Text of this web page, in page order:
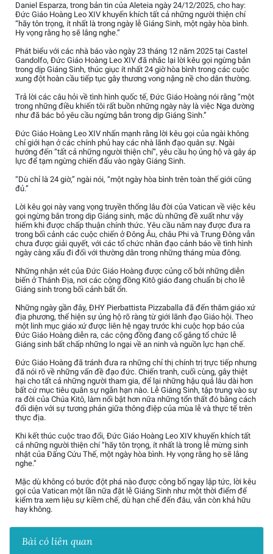
Daniel Esparza, trong bản tin của Aleteia ngày 24/12/2025, cho hay:
Đức Giáo Hoàng Leo XIV khuyến khích tất cả những người thiện chí
“hãy tôn trọng, ít nhất là trong ngày lễ Giáng Sinh, một ngày hòa bình.
Hy vọng rằng họ sẽ lắng nghe.”
Phát biểu với các nhà báo vào ngày 23 tháng 12 năm 2025 tại Castel
Gandolfo, Đức Giáo Hoàng Leo XIV đã nhắc lại lời kêu gọi ngừng bắn
trong dịp Giáng Sinh, thúc giục ít nhất 24 giờ hòa bình trong các cuộc
xung đột hoàn cầu tiếp tục gây thương vong nặng nề cho dân thường.
Trả lời các câu hỏi về tình hình quốc tế, Đức Giáo Hoàng nói rằng “một
trong những điều khiến tôi rất buồn những ngày này là việc Nga dường
như đã bác bỏ yêu cầu ngừng bắn trong dịp Giáng Sinh.”
Đức Giáo Hoàng Leo XIV nhấn mạnh rằng lời kêu gọi của ngài không
chỉ giới hạn ở các chính phủ hay các nhà lãnh đạo quân sự. Ngài
hướng đến “tất cả những người thiện chí”, yêu cầu họ ủng hộ và gây áp
lực để tạm ngừng chiến đấu vào ngày Giáng Sinh.
“Dù chỉ là 24 giờ,” ngài nói, “một ngày hòa bình trên toàn thế giới cũng
đủ.”
Lời kêu gọi này vang vọng truyền thống lâu đời của Vatican về việc kêu
gọi ngừng bắn trong dịp Giáng sinh, mặc dù những đề xuất như vậy
hiếm khi được chấp thuận chính thức. Yêu cầu năm nay được đưa ra
trong bối cảnh các cuộc chiến ở Đông Âu, châu Phi và Trung Đông vẫn
chưa được giải quyết, với các tổ chức nhân đạo cảnh báo về tình hình
ngày càng xấu đi đối với thường dân trong những tháng mùa đông.
Những nhận xét của Đức Giáo Hoàng được củng cố bởi những diễn
biến ở Thánh Địa, nơi các cộng đồng Kitô giáo đang chuẩn bị cho lễ
Giáng sinh trong bối cảnh bất ổn.
Những ngày gần đây, ĐHY Pierbattista Pizzaballa đã đến thăm giáo xứ
địa phương, thể hiện sự ủng hộ rõ ràng từ giới lãnh đạo Giáo hội. Theo
một linh mục giáo xứ được liên hệ ngay trước khi cuộc họp báo của
Đức Giáo Hoàng diễn ra, các cộng đồng đang cố gắng tổ chức lễ
Giáng sinh bất chấp những lo ngại về an ninh và nguồn lực hạn chế.
Đức Giáo Hoàng đã tránh đưa ra những chỉ thị chính trị trực tiếp nhưng
đã nói rõ về những vấn đề đạo đức. Chiến tranh, cuối cùng, gây thiệt
hại cho tất cả những người tham gia, để lại những hậu quả lâu dài hơn
bất cứ mục tiêu quân sự ngắn hạn nào. Lễ Giáng Sinh, tập trung vào sự
ra đời của Chúa Kitô, làm nổi bật hơn nữa những tổn thất đó bằng cách
đối diện với sự tương phản giữa thông điệp của mùa lễ và thực tế trên
thực địa.
Khi kết thúc cuộc trao đổi, Đức Giáo Hoàng Leo XIV khuyến khích tất
cả những người thiện chí “hãy tôn trọng, ít nhất là trong lễ mừng sinh
nhật của Đấng Cứu Thế, một ngày hòa bình. Hy vọng rằng họ sẽ lắng
nghe.”
Mặc dù không có bước đột phá nào được công bố ngay lập tức, lời kêu
gọi của Vatican một lần nữa đặt lễ Giáng Sinh như một thời điểm để
kiểm tra xem liệu sự kiềm chế, dù hạn chế đến đâu, vẫn còn khả hữu
hay không.
Bài có liên quan